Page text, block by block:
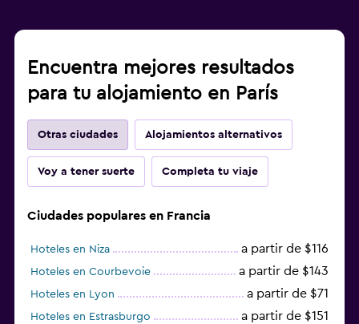
Encuentra mejores resultados
para tu alojamiento en París
Otras ciudades Alojamientos alternativos
Voy a tener suerte Completa tu viaje
Ciudades populares en Francia
Hoteles en Niza a partir de $116
Hoteles en Courbevoie a partir de $143
Hoteles en Lyon a partir de $71
Hoteles en Estrasburgo a partir de $151